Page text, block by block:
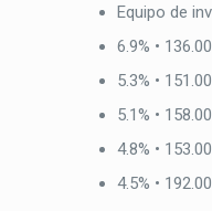
Equipo de
6.9% •
5.3% •
5.1% •
4.8% •
4.5% •